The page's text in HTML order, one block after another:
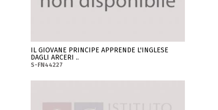
IL GIOVANE PRINCIPE APPRENDE L'INGLESE
DAGLI ARCERI ..
S-FN44227